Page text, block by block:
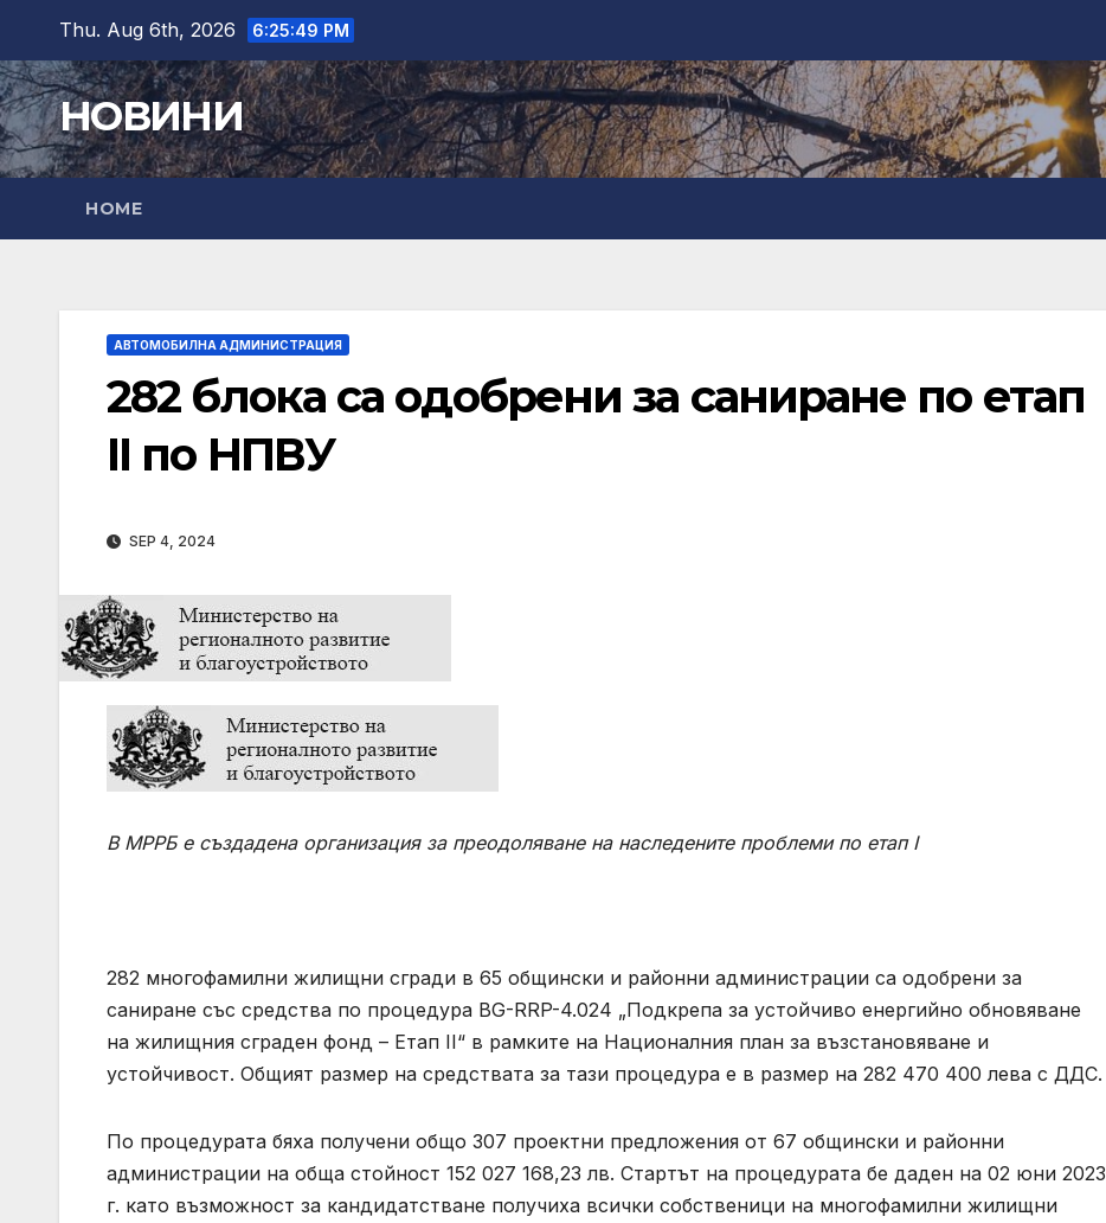
content
Thu. Aug 6th, 2026 6:25:50 PM
НОВИНИ
HOME
АВТОМОБИЛНА АДМИНИСТРАЦИЯ
282 блока са одобрени за саниране по етап
II по НПВУ
SEP 4, 2024
В МРРБ е създадена организация за преодоляване на наследените проблеми по етап I
282 многофамилни жилищни сгради в 65 общински и районни администрации са одобрени за
саниране със средства по процедура BG-RRP-4.024 „Подкрепа за устойчиво енергийно обновяване
на жилищния сграден фонд – Етап II“ в рамките на Националния план за възстановяване и
устойчивост. Общият размер на средствата за тази процедура е в размер на 282 470 400 лева с ДДС.
По процедурата бяха получени общо 307 проектни предложения от 67 общински и районни
администрации на обща стойност 152 027 168,23 лв. Стартът на процедурата бе даден на 02 юни 2023
г. като възможност за кандидатстване получиха всички собственици на многофамилни жилищни